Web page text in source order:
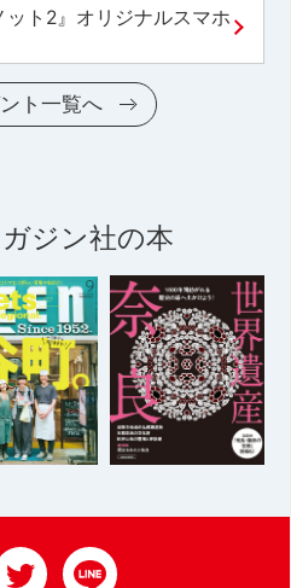
ト2』オリジナルスマホ
ト一覧へ
ジン社の本